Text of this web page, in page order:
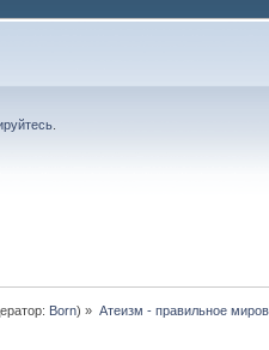
Born) » Атеизм - правильное